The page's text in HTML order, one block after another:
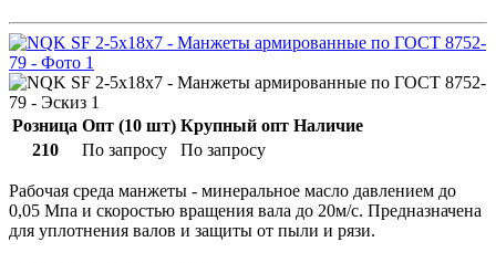
Розница Опт (10 шт) Крупный опт Наличие
210
По запросу По запросу
Рабочая среда манжеты - минеральное масло давлением до
0,05 Мпа и скоростью вращения вала до 20м/с. Предназначена
для уплотнения валов и защиты от пыли и рязи.